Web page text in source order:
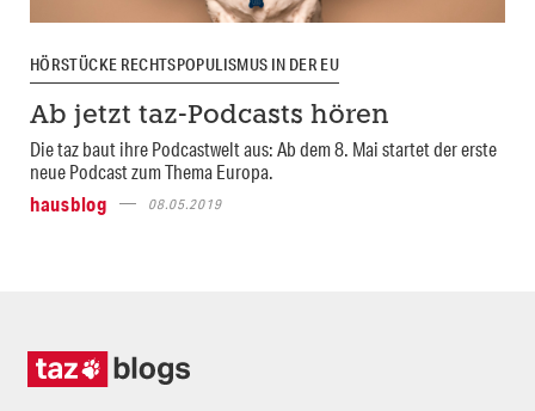
HÖRSTÜCKE RECHTSPOPULISMUS IN DER EU
Ab jetzt taz-Podcasts hören
Die taz baut ihre Podcastwelt aus: Ab dem 8. Mai startet der erste
neue Podcast zum Thema Europa.
hausblog
08.05.2019